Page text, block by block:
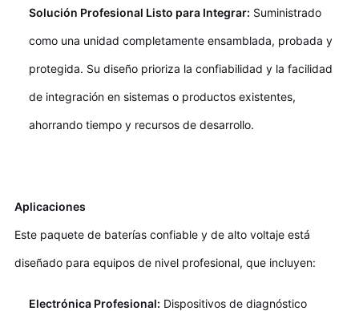
Solución Profesional Listo para Integrar: Suministrado
como una unidad completamente ensamblada, probada y
protegida. Su diseño prioriza la confiabilidad y la facilidad
de integración en sistemas o productos existentes,
ahorrando tiempo y recursos de desarrollo.
Aplicaciones
Este paquete de baterías confiable y de alto voltaje está
diseñado para equipos de nivel profesional, que incluyen:
Electrónica Profesional: Dispositivos de diagnóstico